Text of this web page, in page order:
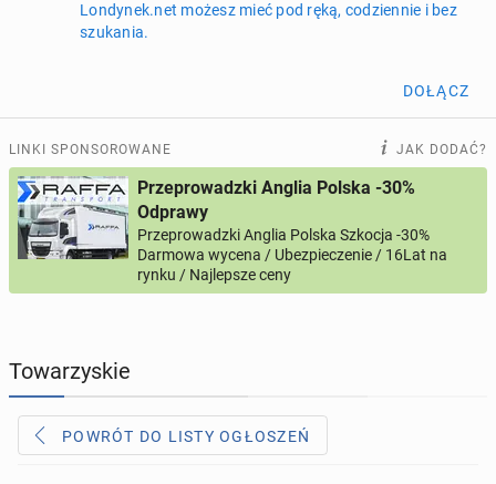
Oferta i cennik ogłoszeń
ogłoszeń online
PROFILE KANDYDATÓW 286 profili online
USŁUGI 164ogłoszenia online
KUPIĘ & SPRZEDAM
TOWARZYSKIE
Londynek.net możesz mieć pod ręką, codziennie i bez
szukania.
DOŁĄCZ
LINKI SPONSOROWANE JAK DODAĆ?
Przeprowadzki Anglia Polska -30%
Odprawy
Przeprowadzki Anglia Polska Szkocja -30%
Darmowa wycena / Ubezpieczenie / 16Lat na
rynku / Najlepsze ceny
Towarzyskie
POWRÓT DO LISTY OGŁOSZEŃ